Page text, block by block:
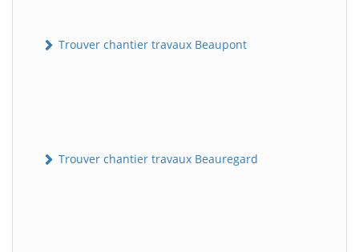
Trouver chantier travaux Beaupont
Trouver chantier travaux Beauregard